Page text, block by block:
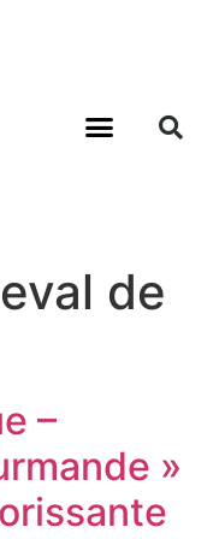
de
–
»